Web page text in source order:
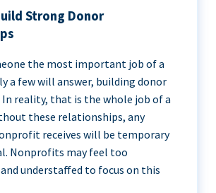
Strong Donor
the most important job of a
a few will answer, building donor
reality, that is the whole job of a
these relationships, any
receives will be temporary
Nonprofits may feel too
understaffed to focus on this